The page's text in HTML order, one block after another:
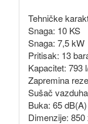
Tehničke
Snaga: 10 KS
Snaga: 7,5 kW
Pritisak: 13
Kapacitet: 793
Zapremina
Sušač
Buka: 65 dB(A)
Dimenzije: